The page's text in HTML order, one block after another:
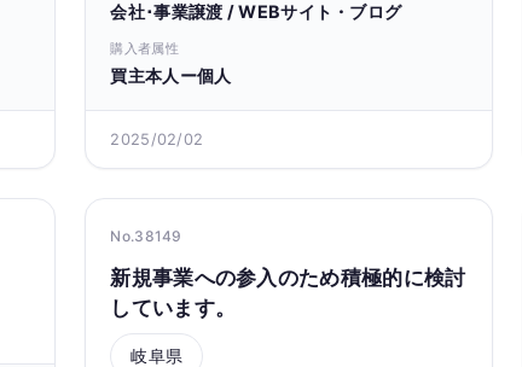
会社･事業譲渡 / WEBサイト・ブログ
購入者属性
買主本人ー個人
2025/02/02
No.38149
新規事業への参入のため積極的に検討
しています。
岐阜県